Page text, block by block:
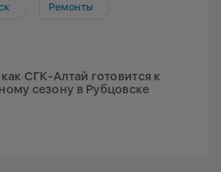
Ремонты
СГК-Алтай готовится к
сезону в Рубцовске